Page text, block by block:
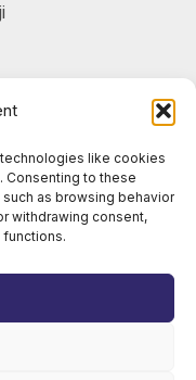
like cookies
Consenting to these
as browsing behavior
withdrawing consent,